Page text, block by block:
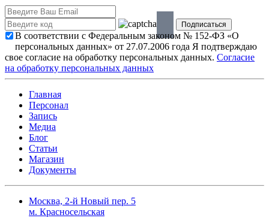
В соответствии с Федеральным законом № 152-ФЗ «О
персональных данных» от 27.07.2006 года Я подтверждаю
свое согласие на обработку персональных данных. Согласие
на обработку персональных данных
Главная
Персонал
Запись
Медиа
Блог
Статьи
Магазин
Документы
Москва, 2-й Новый пер. 5
м. Красносельская